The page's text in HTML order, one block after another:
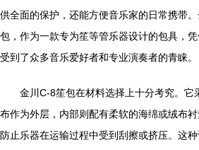
供全面的保护，还能方便音乐家的日常携带
包，作为一款专为笙等管乐器设计的包具，
受到了众多音乐爱好者和专业演奏者的青睐。
金川C-8笙包在材料选择上十分考究。它
布作为外层，内部则配有柔软的海绵或绒布
防止乐器在运输过程中受到刮擦或挤压。这